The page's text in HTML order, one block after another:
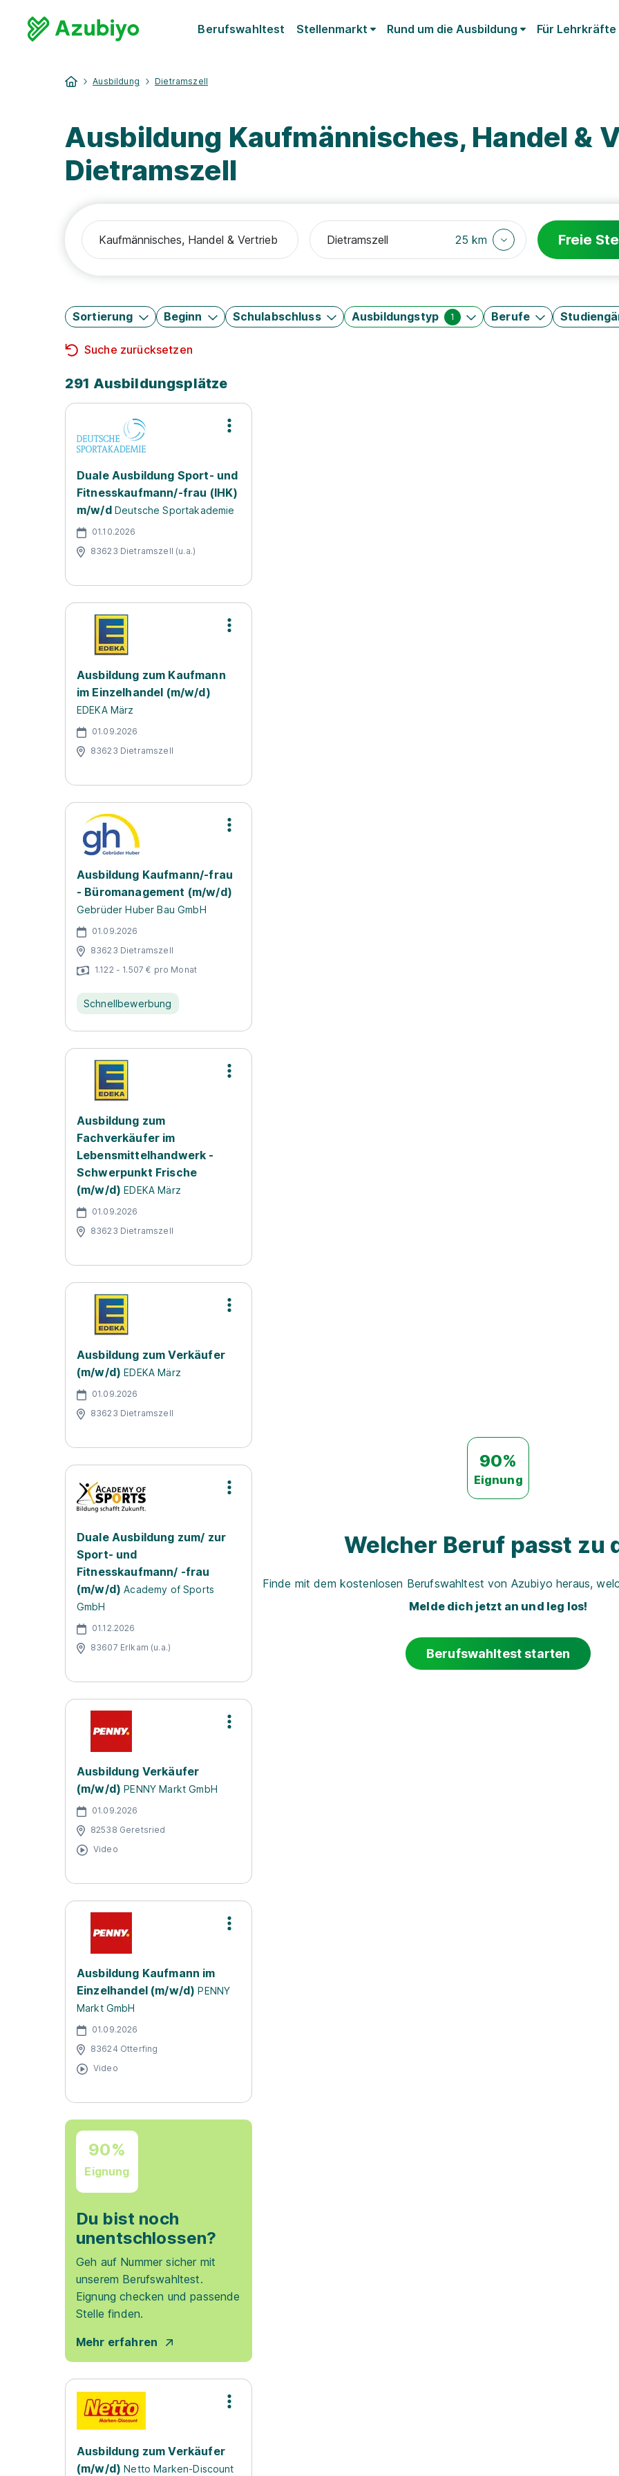
Berufswahltest Stellenmarkt Rund um die Ausbildung Für Lehrkräfte
Ausbildung Dietramszell
Ausbildung Kaufmännisches, Handel &
Dietramszell
25 km Freie
Sortierung Beginn Schulabschluss Ausbildungstyp 1 Berufe
Suche zurücksetzen
291 Ausbildungsplätze
Duale Ausbildung Sport- und
Fitnesskaufmann/-frau (IHK)
m/w/d Deutsche Sportakademie
01.10.2026
83623 Dietramszell (u.a.)
Ausbildung zum Kaufmann
im Einzelhandel (m/w/d)
EDEKA März
01.09.2026
83623 Dietramszell
Ausbildung Kaufmann/-frau
- Büromanagement (m/w/d)
Gebrüder Huber Bau GmbH
01.09.2026
83623 Dietramszell
1.122 - 1.507 € pro Monat
Schnellbewerbung
Ausbildung zum
Fachverkäufer im
Lebensmittelhandwerk -
Schwerpunkt Frische
(m/w/d) EDEKA März
01.09.2026
83623 Dietramszell
Ausbildung zum Verkäufer
(m/w/d) EDEKA März
01.09.2026
83623 Dietramszell
Duale Ausbildung zum/ zur
Sport- und
Fitnesskaufmann/ -frau
(m/w/d) Academy of Sports
GmbH
01.12.2026
83607 Erlkam (u.a.)
Ausbildung Verkäufer
(m/w/d) PENNY Markt GmbH
01.09.2026
82538 Geretsried
Video
Ausbildung Kaufmann im
Einzelhandel (m/w/d) PENNY
Markt GmbH
01.09.2026
83624 Otterfing
Video
90%
Eignung
Du bist noch
unentschlossen?
Geh auf Nummer sicher mit
unserem Berufswahltest.
Eignung checken und passende
Stelle finden.
Mehr erfahren
Ausbildung zum Verkäufer
(m/w/d) Netto Marken-Discount
90%
Eignung
Welcher Beruf passt zu
Finde mit dem kostenlosen Berufswahltest von Azubiyo heraus,
Melde dich jetzt an und leg los!
Berufswahltest starten